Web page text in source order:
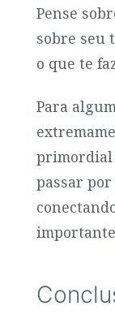
Pense
sobre seu
o que te
Para
primordial
passar